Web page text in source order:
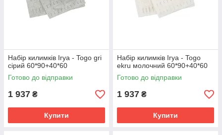
Набір килимків Irya - Togo gri
сірий 60*90+40*60
Готово до відправки
1 937 ₴
Купити
Набір килимків Irya - Togo
ekru молочний 60*90+40*60
Готово до відправки
1 937 ₴
Купити